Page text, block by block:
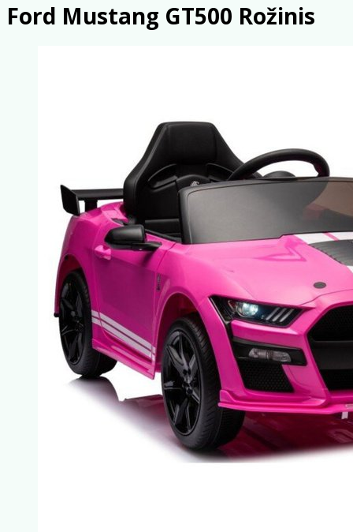
Ford Mustang GT500 Rožinis